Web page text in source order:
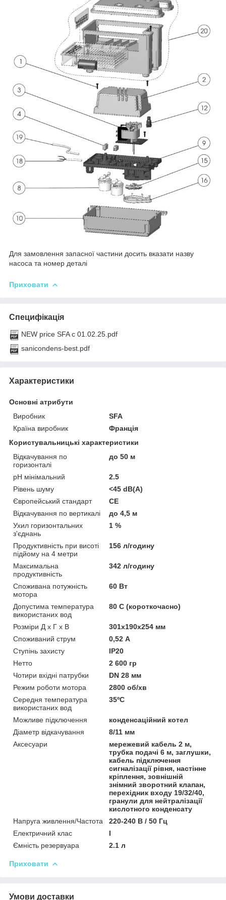
Для замовлення запасної частини досить вказати назву
насоса та номер деталі
Приховати
Специфікація
NEW price SFA с 01.02.25.pdf
sanicondens-best.pdf
Характеристики
Основні атрибути
Виробник
SFA
Країна виробник
Франція
Користувальницькі характеристики
Відкачування по
горизонталі
до 50 м
pH мінімальний
2.5
Рівень шуму
<45 dB(A)
Європейський стандарт
CE
Відкачування по вертикалі
до 4,5 м
Ухил горизонтальних
з'єднань
1 %
Продуктивність при висоті
підйому на 4 метри
156 л/годину
Максимальна
продуктивність
342 л/годину
Споживана потужність
мотора
60 Вт
Допустима температура
використаних вод
80 С (короткочасно)
Розміри Д х Г х В
301x190x254 мм
Споживаний струм
0,52 А
Ступінь захисту
IP20
Нетто
2 600 гр
Чотири вхідні патрубки
DN 28 мм
Режим роботи мотора
2800 об/хв
Середня температура
використаних вод
35ºС
Можливе підключення
конденсаційний котел
Діаметр відкачування
8/11 мм
Аксесуари
мережевий кабель 2 м,
трубка подачі 6 м, заглушки,
кабель підключення
сигналізації рівня, настінне
кріплення, зовнішній
знімний зворотний клапан,
перехідник входу 19/32/40,
гранули для нейтралізації
кислотного конденсату
Напруга живлення/Частота
220-240 B / 50 Гц
Електричний клас
I
Ємність резервуара
2.1 л
Приховати
Умови доставки